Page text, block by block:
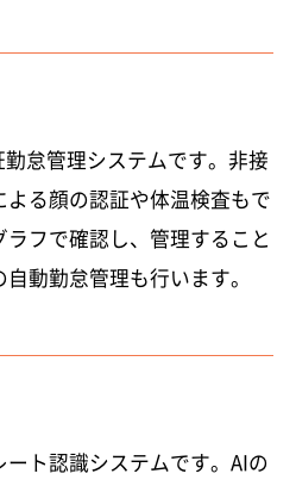
怠管理システムです。非接
る顔の認証や体温検査もで
フで確認し、管理すること
動勤怠管理も行います。
ト認識システムです。AIの